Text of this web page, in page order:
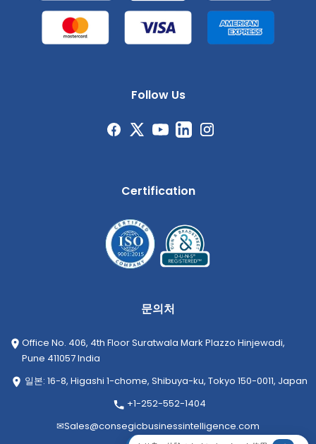
Follow Us
Certification
문의처
Office No. 406, 4th Floor Suratwala Mark Plazzo Hinjewadi,
Pune 411057 India
일본: 16-8, Higashi 1-chome, Shibuya-ku, Tokyo 150-0011, Japan
+1-252-552-1404
✉Sales@consegicbusinessintelligence.com